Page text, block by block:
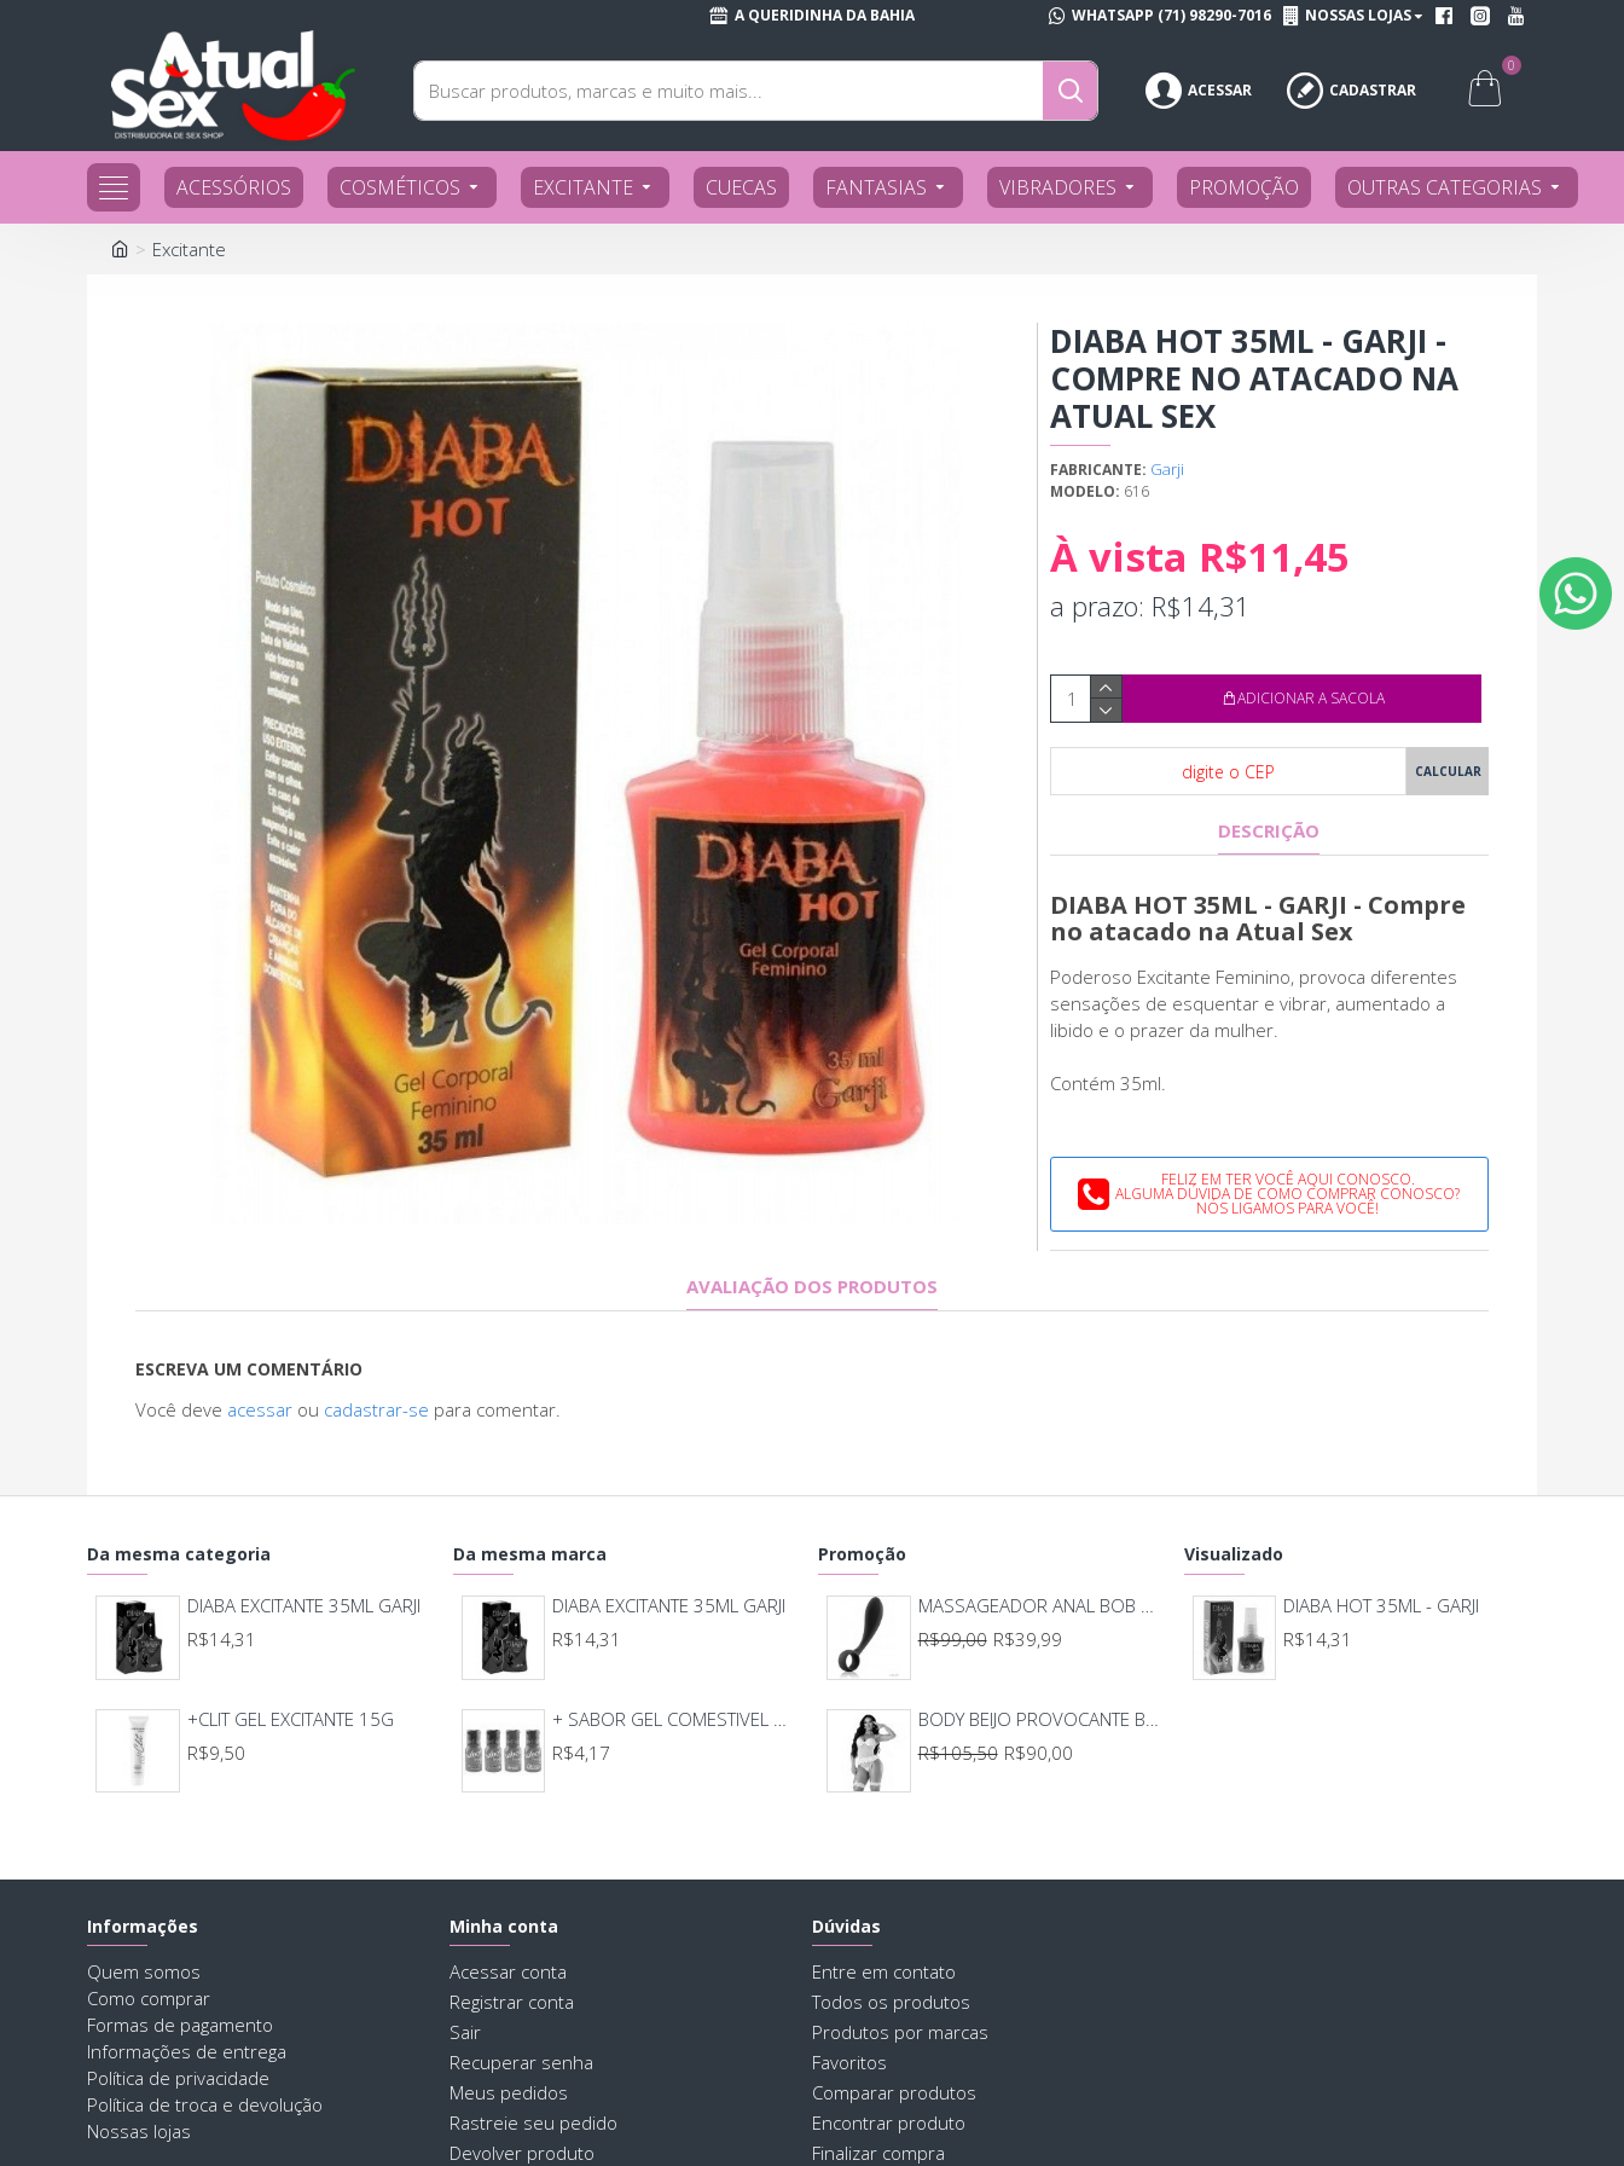
A QUERIDINHA DA BAHIA WHATSAPP (71) 98290-7016 NOSSAS LOJAS
ACESSAR CADASTRAR
0
ACESSÓRIOS COSMÉTICOS EXCITANTE CUECAS FANTASIAS VIBRADORES PROMOÇÃO OUTRAS CATEGORIAS
Excitante
DIABA HOT 35ML - GARJI -
COMPRE NO ATACADO NA
ATUAL SEX
À vista R$11,45
a prazo: R$14,31
FABRICANTE: Garji
MODELO: 616
ADICIONAR A SACOLA
DESCRIÇÃO
DIABA HOT 35ML - GARJI - Compre
no atacado na Atual Sex
Poderoso Excitante Feminino, provoca diferentes
sensações de esquentar e vibrar, aumentado a
libido e o prazer da mulher.
Contém 35ml.
FELIZ EM TER VOCÊ AQUI CONOSCO.
ALGUMA DÚVIDA DE COMO COMPRAR CONOSCO?
NÓS LIGAMOS PARA VOCÊ!
AVALIAÇÃO DOS PRODUTOS
ESCREVA UM COMENTÁRIO
Você deve acessar ou cadastrar-se para comentar.
Da mesma categoria
DIABA EXCITANTE 35ML GARJI
R$14,31
+CLIT GEL EXCITANTE 15G
R$9,50
Da mesma marca
DIABA EXCITANTE 35ML GARJI
R$14,31
R$4,17
Promoção
MASSAGEADOR ANAL BOB DEEP BLUE - LELO
R$39,99
R$99,00
R$90,00
R$105,50
Visualizado
DIABA HOT 35ML - GARJI
R$14,31
Informações
Quem somos
Como comprar
Formas de pagamento
Informações de entrega
Política de privacidade
Política de troca e devolução
Nossas lojas
Minha conta
Acessar conta
Registrar conta
Sair
Recuperar senha
Meus pedidos
Rastreie seu pedido
Devolver produto
Dúvidas
Entre em contato
Todos os produtos
Produtos por marcas
Favoritos
Comparar produtos
Encontrar produto
Finalizar compra